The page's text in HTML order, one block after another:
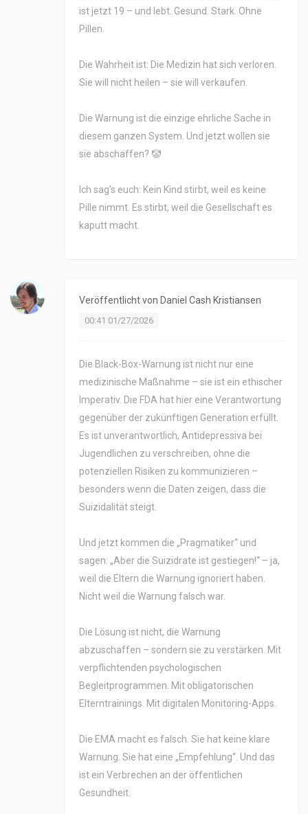
ist jetzt 19 – und lebt. Gesund. Stark. Ohne
Pillen.
Die Wahrheit ist: Die Medizin hat sich verloren.
Sie will nicht heilen – sie will verkaufen.
Die Warnung ist die einzige ehrliche Sache in
diesem ganzen System. Und jetzt wollen sie
sie abschaffen? 🤡
Ich sag’s euch: Kein Kind stirbt, weil es keine
Pille nimmt. Es stirbt, weil die Gesellschaft es
kaputt macht.
Veröffentlicht von Daniel Cash Kristiansen
00:41 01/27/2026
Die Black-Box-Warnung ist nicht nur eine
medizinische Maßnahme – sie ist ein ethischer
Imperativ. Die FDA hat hier eine Verantwortung
gegenüber der zukünftigen Generation erfüllt.
Es ist unverantwortlich, Antidepressiva bei
Jugendlichen zu verschreiben, ohne die
potenziellen Risiken zu kommunizieren –
besonders wenn die Daten zeigen, dass die
Suizidalität steigt.
Und jetzt kommen die „Pragmatiker“ und
sagen: „Aber die Suizidrate ist gestiegen!“ – ja,
weil die Eltern die Warnung ignoriert haben.
Nicht weil die Warnung falsch war.
Die Lösung ist nicht, die Warnung
abzuschaffen – sondern sie zu verstärken. Mit
verpflichtenden psychologischen
Begleitprogrammen. Mit obligatorischen
Elterntrainings. Mit digitalen Monitoring-Apps.
Die EMA macht es falsch. Sie hat keine klare
Warnung. Sie hat eine „Empfehlung“. Und das
ist ein Verbrechen an der öffentlichen
Gesundheit.